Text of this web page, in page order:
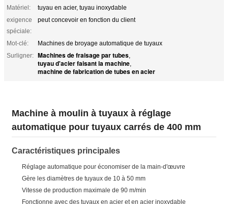
Matériel:
tuyau en acier, tuyau inoxydable
exigence
spéciale:
peut concevoir en fonction du client
Mot-clé:
Machines de broyage automatique de tuyaux
Surligner: Machines de fraisage par tubes,
tuyau d'acier faisant la machine,
machine de fabrication de tubes en acier
Machine à moulin à tuyaux à réglage
automatique pour tuyaux carrés de 400 mm
Caractéristiques principales
Réglage automatique pour économiser de la main-d'œuvre
Gère les diamètres de tuyaux de 10 à 50 mm
Vitesse de production maximale de 90 m/min
Fonctionne avec des tuyaux en acier et en acier inoxydable